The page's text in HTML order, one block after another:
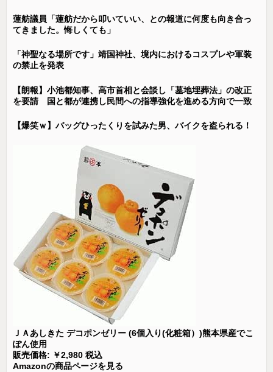
蓮舫議員「蓮舫だから叩いていい、との報道に何度も向き合っ
てきました。悔しくても」
「神聖なる場所です」靖国神社、境内におけるコスプレや軍装
の禁止を発表
【朗報】小池都知事、高市首相と会談し「墓地埋葬法」の改正
を要請 国と都が連携し民間への指導強化を進める方向で一致
【爆笑ｗ】バッグひったくりを試みた男、バイクを盗られる！
ＪＡあしきた デコポンゼリー (6個入り(化粧箱）)熊本県産でこ
ぽん使用
販売価格: ￥2,980 税込
Amazonの商品ページを見る